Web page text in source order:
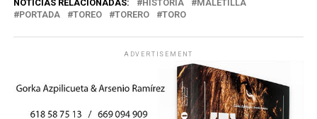
NOTICIAS RELACIONADAS: HISTORIA
MALETILLA
PORTADA
TOREO TORERO TORO
ADVERTISEMENT